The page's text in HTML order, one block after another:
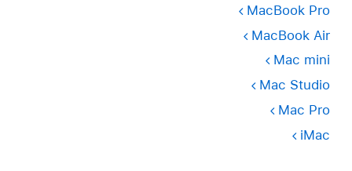
MacBook Pro
MacBook Air
‎Mac mini
Mac Studio
Mac Pro
iMac